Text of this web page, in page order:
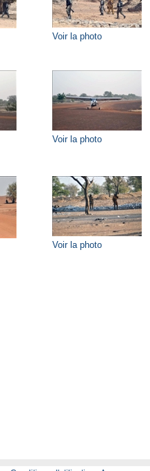
Voir la photo
Voir la photo
Voir la photo